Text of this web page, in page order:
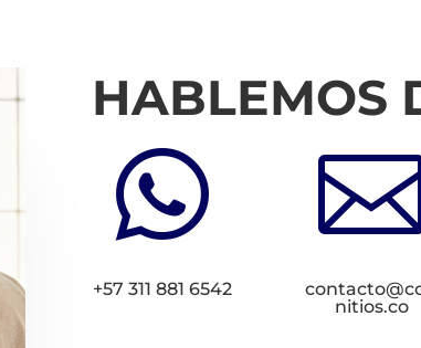
HABLEMOS

+57 311 881 6542
nitios.co